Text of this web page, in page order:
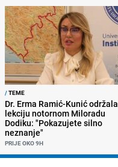
/TEME
Dr. Erma Ramić-Kunić održala
lekciju notornom Miloradu
Dodiku: "Pokazujete silno
neznanje"
PRIJE OKO 9H